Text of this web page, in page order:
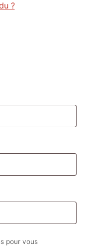
?
pour vous